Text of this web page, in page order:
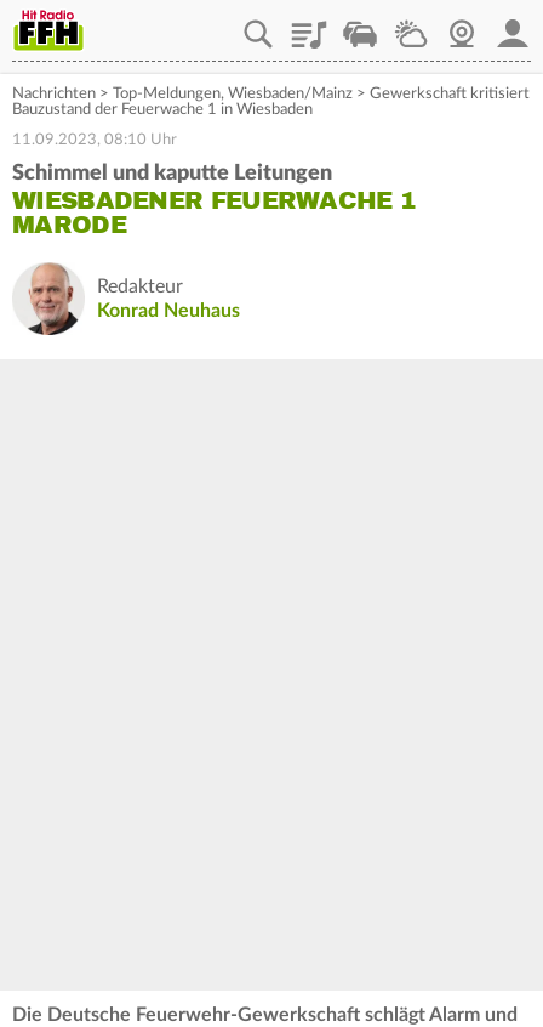
PlaylistStaupilotWetterWebcam
Nachrichten > Top-Meldungen, Wiesbaden/Mainz > Gewerkschaft kritisiert
Bauzustand der Feuerwache 1 in Wiesbaden
11.09.2023, 08:10 Uhr
Schimmel und kaputte Leitungen
WIESBADENER FEUERWACHE 1
MARODE
Redakteur
Konrad Neuhaus
Die Deutsche Feuerwehr-Gewerkschaft schlägt Alarm und